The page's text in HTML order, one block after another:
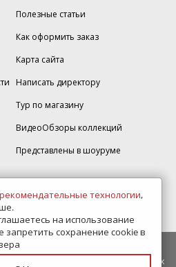
Полезные статьи
Как оформить заказ
Карта сайта
Написать директору
Тур по магазину
ВидеоОбзоры коллекций
Представлены в шоуруме
округ, ул.Кореновская, дом 49,
что данный интернет-сайт носит
характер и ни при каких условиях
рекомендательные технологии,
на использование
сохранение cookie в